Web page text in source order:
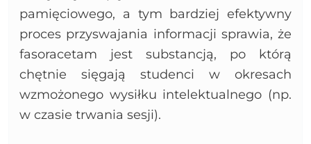
pamięciowego, a tym bardziej efektywny
proces przyswajania informacji sprawia, że
fasoracetam jest substancją, po którą
chętnie sięgają studenci w okresach
wzmożonego wysiłku intelektualnego (np.
w czasie trwania sesji).